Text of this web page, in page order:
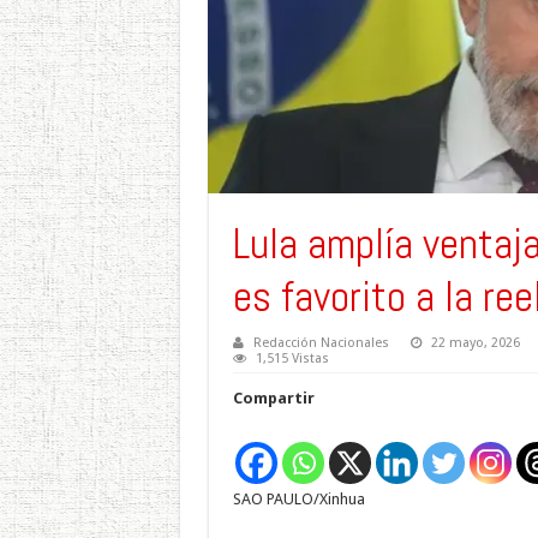
Lula amplía
es favorito a la
Redacción Nacionales 22 mayo, 2026
1,515 Vistas
Compartir
SAO PAULO/Xinhua